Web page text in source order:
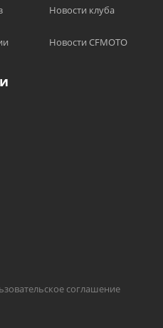
Новости клуба
Новости CFMOTO
соглашение